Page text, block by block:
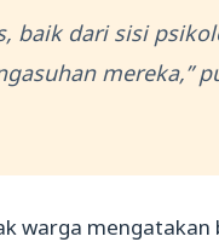
baik dari sisi
mereka,”
warga mengatakan